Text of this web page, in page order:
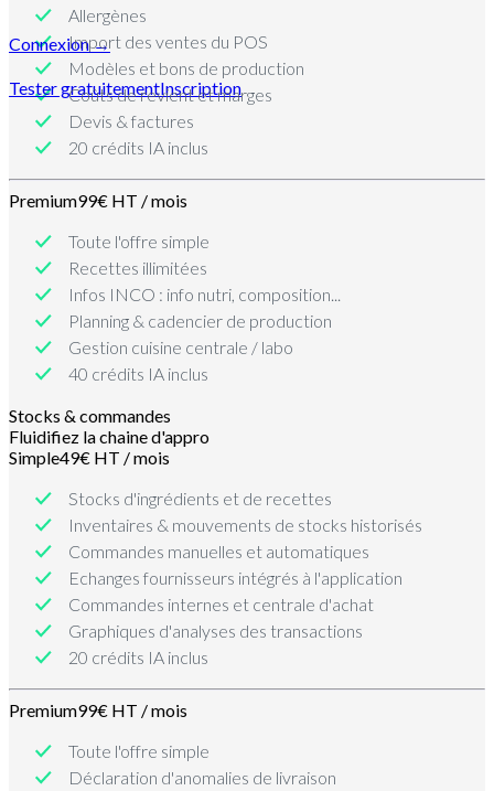
Connexion →
Tester gratuitementInscription
Allergènes
Import des ventes du POS
Modèles et bons de production
Coûts de revient et marges
Devis & factures
20 crédits IA inclus
Premium99€ HT / mois
Toute l'offre simple
Recettes illimitées
Infos INCO : info nutri, composition...
Planning & cadencier de production
Gestion cuisine centrale / labo
40 crédits IA inclus
Stocks & commandes
Fluidifiez la chaine d'appro
Simple49€ HT / mois
Stocks d'ingrédients et de recettes
Inventaires & mouvements de stocks historisés
Commandes manuelles et automatiques
Echanges fournisseurs intégrés à l'application
Commandes internes et centrale d'achat
Graphiques d'analyses des transactions
20 crédits IA inclus
Premium99€ HT / mois
Toute l'offre simple
Déclaration d'anomalies de livraison